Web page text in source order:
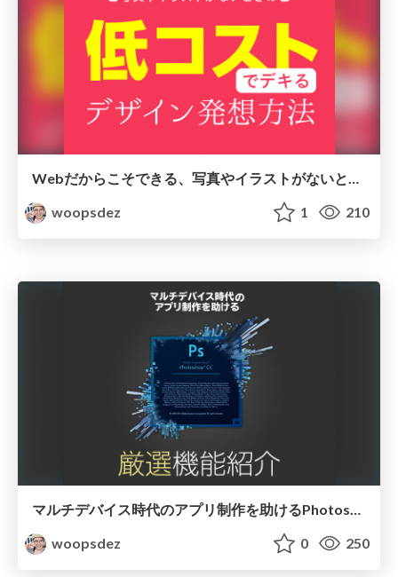
Webだからこそできる、写真やイラストがないときの低コストでデキるデザイン発想方法
woopsdez
1 210
woopsdez
0 250